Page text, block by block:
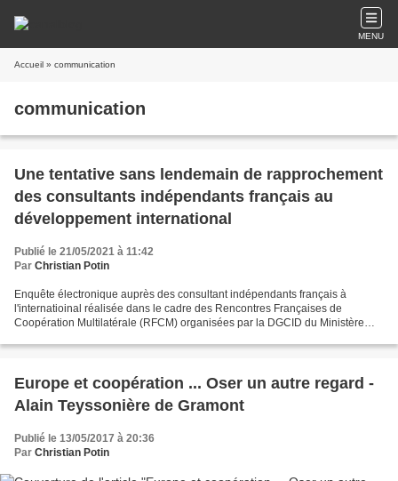
MENU
Accueil » communication
communication
Une tentative sans lendemain de rapprochement
des consultants indépendants français au
développement international
Publié le 21/05/2021 à 11:42
Par Christian Potin
Enquête électronique auprès des consultant indépendants français à
l'internatioinal réalisée dans le cadre des Rencontres Françaises de
Coopération Multilatérale (RFCM) organisées par la DGCID du Ministère
Europe et coopération ... Oser un autre regard -
Alain Teyssonière de Gramont
Publié le 13/05/2017 à 20:36
Par Christian Potin